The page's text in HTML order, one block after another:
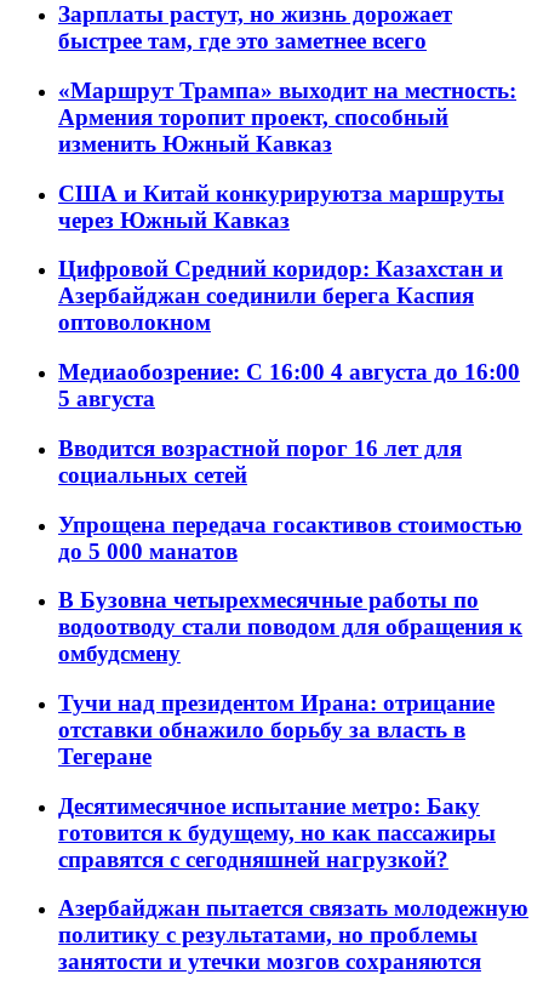
Зарплаты растут, но жизнь дорожает
быстрее там, где это заметнее всего
«Маршрут Трампа» выходит на местность:
Армения торопит проект, способный
изменить Южный Кавказ
США и Китай конкурируютза маршруты
через Южный Кавказ
Цифровой Средний коридор: Казахстан и
Азербайджан соединили берега Каспия
оптоволокном
Медиаобозрение: С 16:00 4 августа до 16:00
5 августа
Вводится возрастной порог 16 лет для
социальных сетей
Упрощена передача госактивов стоимостью
до 5 000 манатов
В Бузовна четырехмесячные работы по
водоотводу стали поводом для обращения к
омбудсмену
Тучи над президентом Ирана: отрицание
отставки обнажило борьбу за власть в
Тегеране
Десятимесячное испытание метро: Баку
готовится к будущему, но как пассажиры
справятся с сегодняшней нагрузкой?
Азербайджан пытается связать молодежную
политику с результатами, но проблемы
занятости и утечки мозгов сохраняются